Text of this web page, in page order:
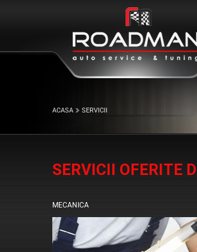
ACASA SERVICII
SERVICII OFERITE
MECANICA